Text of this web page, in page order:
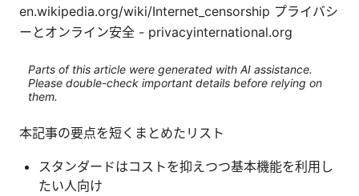
en.wikipedia.org/wiki/Internet_censorship プライバシ
ーとオンライン安全 - privacyinternational.org
Parts of this article were generated with AI assistance.
Please double-check important details before relying on
them.
本記事の要点を短くまとめたリスト
スタンダードはコストを抑えつつ基本機能を利用し
たい人向け